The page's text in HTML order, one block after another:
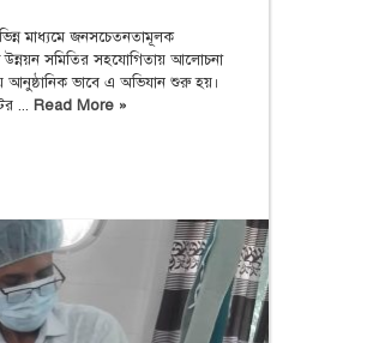
মাধ্যমে জনসচেতনতামূলক
উন্নয়ন সমিতির সহযোগিতায় আলোচনা
আনুষ্ঠানিক ভাবে এ অভিযান শুরু হয়।
... Read More »